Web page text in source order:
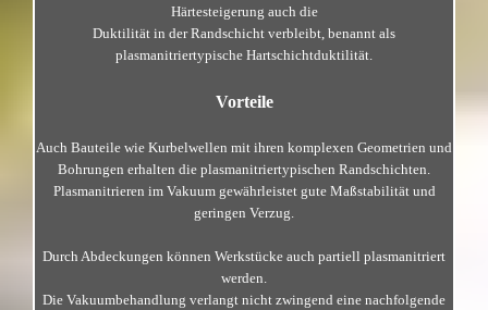
Härtesteigerung auch die
Duktilität in der Randschicht verbleibt, benannt als
plasmanitriertypische Hartschichtduktilität.
Vorteile
Auch Bauteile wie Kurbelwellen mit ihren komplexen Geometrien und
Bohrungen erhalten die plasmanitriertypischen Randschichten.
Plasmanitrieren im Vakuum gewährleistet gute Maßstabilität und
geringen Verzug.
Durch Abdeckungen können Werkstücke auch partiell plasmanitriert
werden.
Die Vakuumbehandlung verlangt nicht zwingend eine nachfolgende